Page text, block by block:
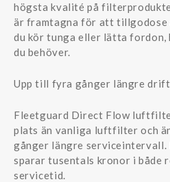
högsta kvalité på
är framtagna för att tillgodose
du kör tunga eller lätta fordon,
du behöver.
Upp till fyra gånger längre drift
Fleetguard Direct Flow
plats än vanliga luftfilter och
gånger längre
sparar tusentals kronor i både
servicetid.